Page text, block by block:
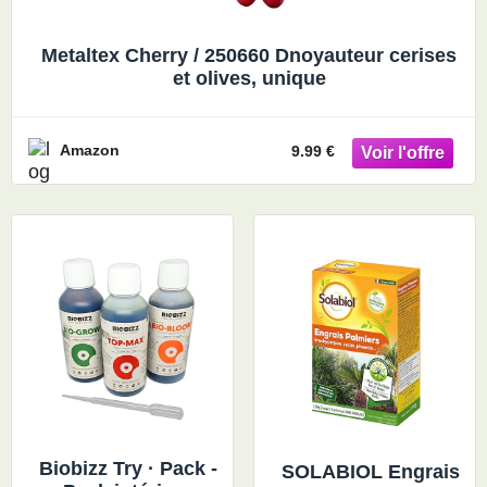
Metaltex Cherry / 250660 Dnoyauteur cerises
et olives, unique
Amazon 9.99 €
Biobizz Try · Pack -
SOLABIOL Engrais